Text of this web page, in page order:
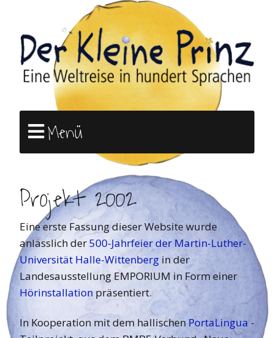
Menü
Projekt 2002
Eine erste Fassung dieser Website wurde
anlässlich der500-Jahrfeier der Martin-Luther-
Universität Halle-Wittenberg in der
Landesausstellung EMPORIUM in Form einer
Hörinstallationpräsentiert.
In Kooperation mit dem hallischenPortaLingua-